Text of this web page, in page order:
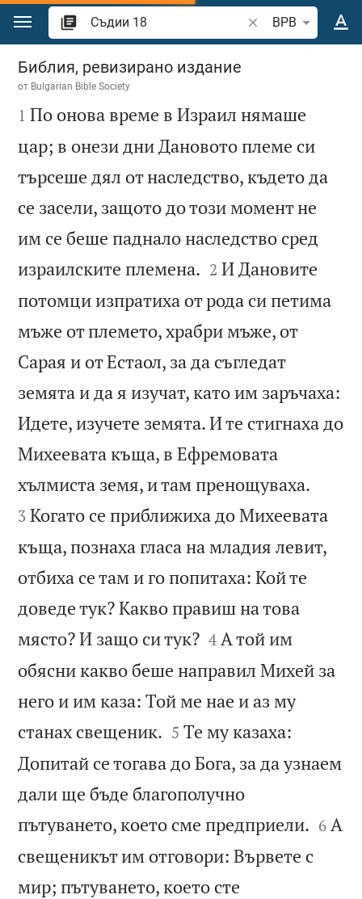
Преминете към съдържанието
Търсете стих или
BPB
Съдии 18
Библия, ревизирано издание
от Bulgarian Bible Society

1 По онова време в Израил нямаше
цар; в онези дни Дановото племе си
търсеше дял от наследство, където да
се засели, защото до този момент не
им се беше паднало наследство сред
израилските племена. 

2 И Дановите
потомци изпратиха от рода си петима
мъже от племето, храбри мъже, от
Сарая и от Естаол, за да съгледат
земята и да я изучат, като им заръчаха:
Идете, изучете земята. И те стигнаха до
Михеевата къща, в Ефремовата
хълмиста земя, и там пренощуваха.
3 Когато се приближиха до Михеевата
къща, познаха гласа на младия левит,
отбиха се там и го попитаха: Кой те
доведе тук? Какво правиш на това
място? И защо си тук?
4 А той им
обясни какво беше направил Михей за
него и им каза: Той ме нае и аз му
станах свещеник. 

5 Те му казаха:
Допитай се тогава до Бога, за да узнаем
дали ще бъде благополучно
пътуването, което сме предприели. 

6 А
свещеникът им отговори: Вървете с
мир; пътуването, което сте